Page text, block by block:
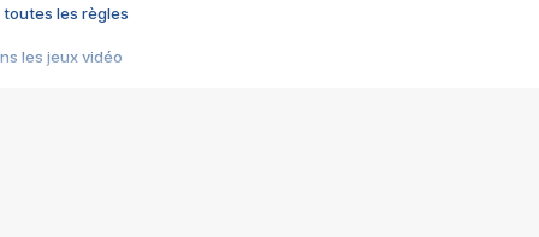
toutes les règles
les jeux vidéo